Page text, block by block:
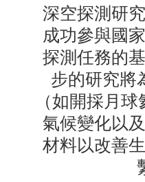
深空探測研
成功參與國
探測任務的
步的研究將
（如開採月球
氣候變化以
材料以改善